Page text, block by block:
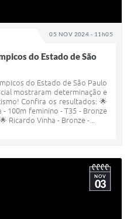
05 NOV 2024 - 11h05
do Estado de São
do Estado de São Paulo
mostraram determinação e
Confira os resultados: 🌟
- 100m feminino - T35 - Bronze
Ricardo Vinha - Bronze -...
NOV
03